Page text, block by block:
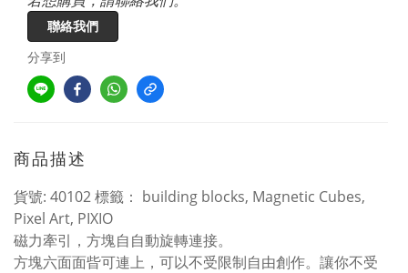
聯絡我們
分享到
商品描述
貨號: 40102 標籤： building blocks, Magnetic Cubes,
Pixel Art, PIXIO
磁力牽引，方塊⾃自動旋轉連接。
方塊六⾯面㫮可連上，可以不受限制自由創作。讓你不受